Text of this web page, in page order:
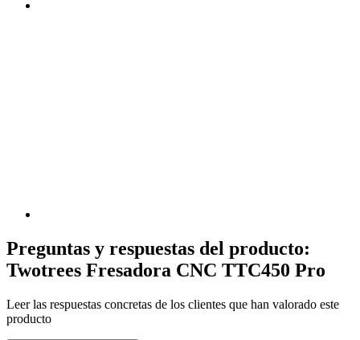
Preguntas y respuestas del producto:
Twotrees Fresadora CNC TTC450 Pro
Leer las respuestas concretas de los clientes que han valorado este
producto